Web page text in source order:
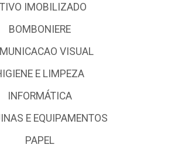
IMOBILIZADO
BOMBONIERE
VISUAL
E LIMPEZA
INFORMÁTICA
E EQUIPAMENTOS
PAPEL